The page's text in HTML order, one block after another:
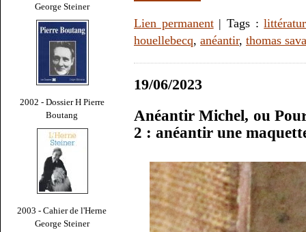
George Steiner
2002 - Dossier H Pierre
Boutang
2003 - Cahier de l'Herne
George Steiner
Lien permanent| Tags :
houellebecq, anéantir, thomas
19/06/2023
Anéantir Michel, ou
2 : anéantir une